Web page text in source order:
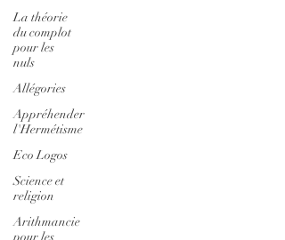
La théorie
du complot
pour les
nuls
Allégories
Appréhender
l'Hermétisme
Eco Logos
Science et
religion
Arithmancie
pour les